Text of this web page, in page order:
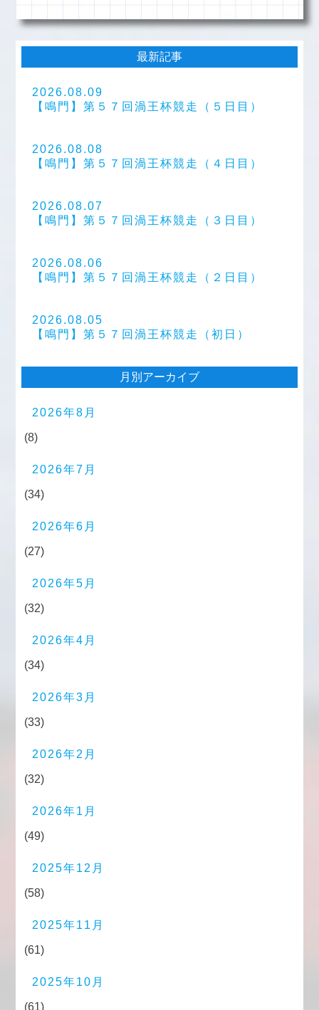
最新記事
2026.08.09
【鳴門】第５７回渦王杯競走（５日目）
2026.08.08
【鳴門】第５７回渦王杯競走（４日目）
2026.08.07
【鳴門】第５７回渦王杯競走（３日目）
2026.08.06
【鳴門】第５７回渦王杯競走（２日目）
2026.08.05
【鳴門】第５７回渦王杯競走（初日）
月別アーカイブ
2026年8月
(8)
2026年7月
(34)
2026年6月
(27)
2026年5月
(32)
2026年4月
(34)
2026年3月
(33)
2026年2月
(32)
2026年1月
(49)
2025年12月
(58)
2025年11月
(61)
2025年10月
(61)